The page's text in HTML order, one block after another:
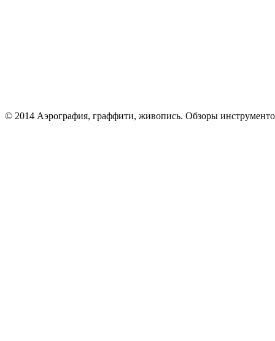
© 2014 Аэрография, граффити, живопись. Обзоры